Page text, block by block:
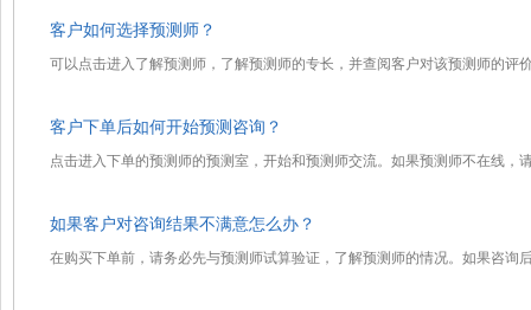
客户如何选择预测师？
可以点击进入了解预测师，了解预测师的专长，并查阅客户对该预测师的
客户下单后如何开始预测咨询？
点击进入下单的预测师的预测室，开始和预测师交流。如果预测师不在线
如果客户对咨询结果不满意怎么办？
在购买下单前，请务必先与预测师试算验证，了解预测师的情况。如果咨